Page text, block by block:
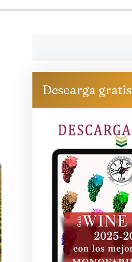
Descarga gratis